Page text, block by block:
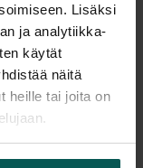
Lisäksi
ja analytiikka-
käytät
näitä
heille tai joita on
sermit on
tai koteihin,
on
on useita,
tästä lisää!